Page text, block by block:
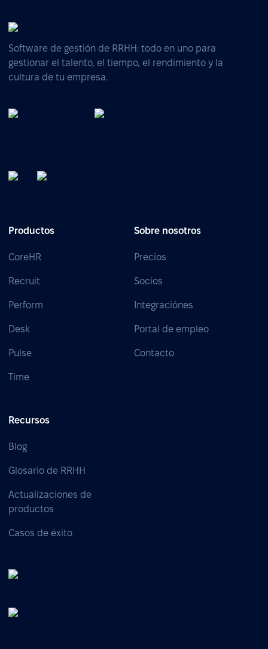
Software de gestión de RRHH: todo en uno para
gestionar el talento, el tiempo, el rendimiento y la
cultura de tu empresa.
Productos
CoreHR
Recruit
Perform
Desk
Pulse
Time
Sobre nosotros
Precios
Socios
Integraciónes
Portal de empleo
Contacto
Recursos
Blog
Glosario de RRHH
Actualizaciones de
productos
Casos de éxito